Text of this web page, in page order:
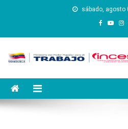
sábado, agosto
Instituto
Capacitación